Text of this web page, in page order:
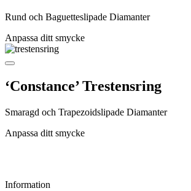
Rund och Baguetteslipade Diamanter
Anpassa ditt smycke
‘Constance’ Trestensring
Smaragd och Trapezoidslipade Diamanter
Anpassa ditt smycke
Information